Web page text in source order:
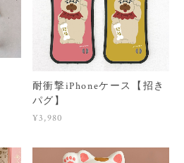
耐衝撃iPhoneケース【招き
パグ】
¥3,980